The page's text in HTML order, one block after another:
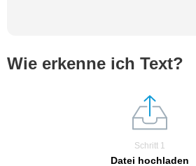
Wie erkenne ich Text?
Schritt 1
Datei hochladen